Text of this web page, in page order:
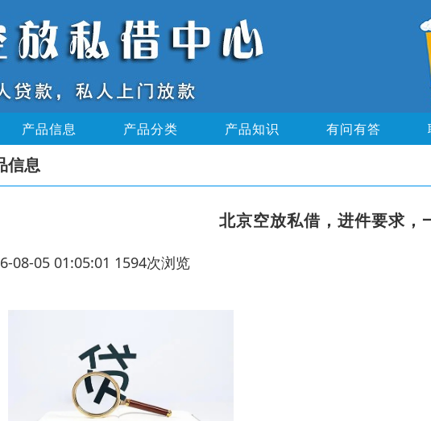
产品信息 产品分类 产品知识 有问有答
信息
北京空放私借，进件要求，
08-05 01:05:01 1594次浏览